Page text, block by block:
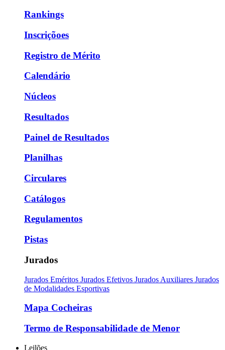
Rankings
Inscriçõoes
Registro de Mérito
Calendário
Núcleos
Resultados
Painel de Resultados
Planilhas
Circulares
Catálogos
Regulamentos
Pistas
Jurados
Jurados Eméritos Jurados Efetivos Jurados Auxiliares Jurados
de Modalidades Esportivas
Mapa Cocheiras
Termo de Responsabilidade de Menor
Leilões